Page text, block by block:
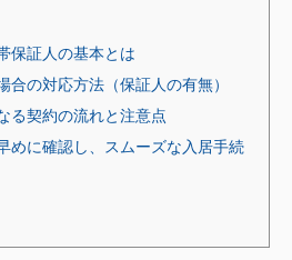
保証人の基本とは
合の対応方法（保証人の有無）
る契約の流れと注意点
めに確認し、スムーズな入居手続